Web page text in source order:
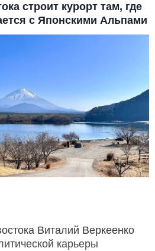
строит курорт там, где
с Японскими Альпами
Виталий Веркеенко
карьеры